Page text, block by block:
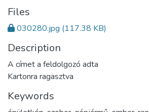
Files
030280.jpg (117.38 KB)
Description
A címet a feldolgozó adta
Kartonra ragasztva
Keywords